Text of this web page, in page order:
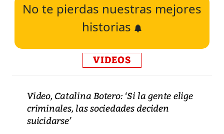
No te pierdas nuestras mejores
historias
VIDEOS
Video, Catalina Botero: ‘Si la gente elige
criminales, las sociedades deciden
suicidarse’